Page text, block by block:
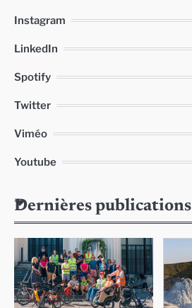
Instagram
LinkedIn
Spotify
Twitter
Viméo
Youtube
Dernières publications